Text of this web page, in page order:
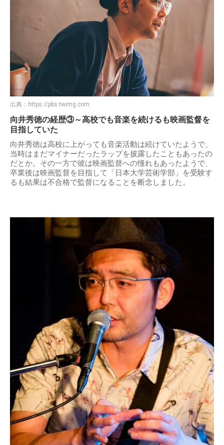
出典： https://pbs.twimg.com
向井秀徳の経歴③～高校でも音楽を続けるも映画監督を
目指していた
向井秀徳は高校に上がっても音楽活動は続けていたようで、
当時はまだマイナーだったラップを披露したこともあったの
だとか。その一方で彼は映画監督への憧れもあったようで、
卒業後は映画監督を目指して「日本大学芸術学部」を受験す
るも結果は不合格で監督になることを断念しました。